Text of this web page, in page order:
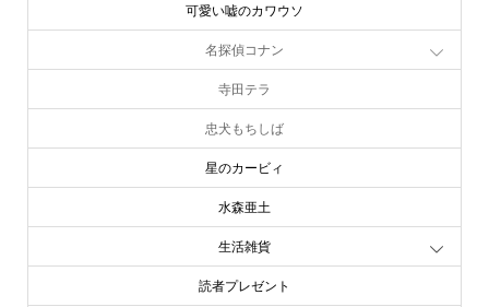
可愛い嘘のカワウソ
名探偵コナン
寺田テラ
忠犬もちしば
星のカービィ
水森亜土
生活雑貨
読者プレゼント